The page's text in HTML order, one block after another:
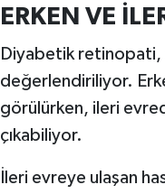
ERKEN VE
Diyabetik retinopati,
değerlendiriliyor.
görülürken, ileri
çıkabiliyor.
İleri evreye ulaşan